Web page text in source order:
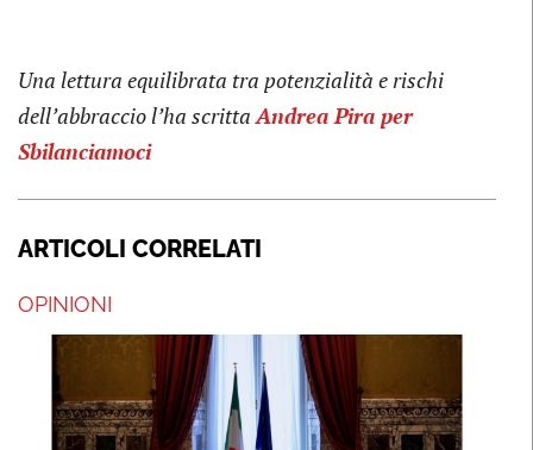
Una lettura equilibrata tra potenzialità e rischi
dell’abbraccio l’ha scrittaAndrea Pira per
Sbilanciamoci
ARTICOLI CORRELATI
OPINIONI